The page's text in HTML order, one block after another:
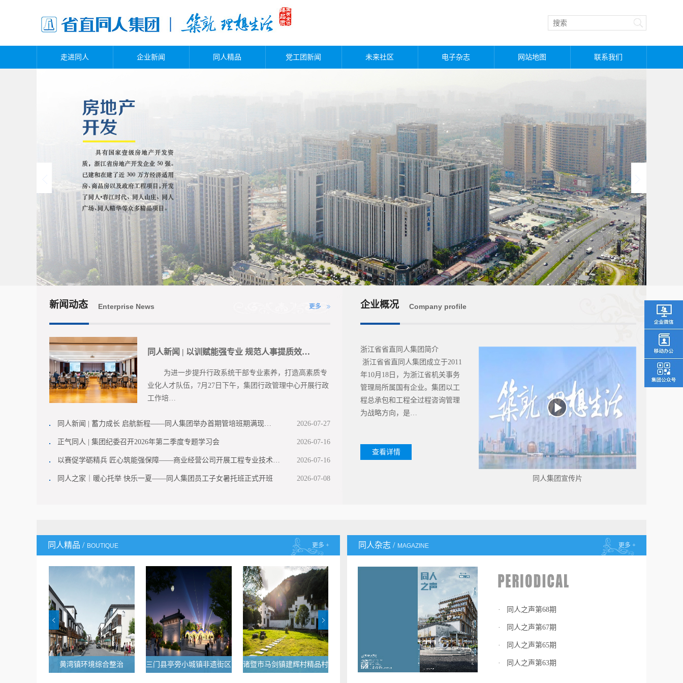
走进同人 企业新闻 同人精品 党工团新闻 未来社区 电子杂志 网站地图 联系我们
新闻动态 Enterprise News 更多
同人新闻 | 以训赋能强专业 规范人事提质效…
为进一步提升行政系统干部专业素养，打造高素质专
业化人才队伍，7月27日下午，集团行政管理中心开展行政
工作培…
同人新闻 | 蓄力成长 启航新程——同人集团举办首期管培班期满现… 2026-07-27
正气同人 | 集团纪委召开2026年第二季度专题学习会 2026-07-16
以赛促学砺精兵 匠心筑能强保障——商业经营公司开展工程专业技术… 2026-07-16
同人之家｜暖心托举 快乐一夏——同人集团员工子女暑托班正式开班 2026-07-08
企业概况 Company profile
浙江省省直同人集团简介
浙江省省直同人集团成立于2011
年10月18日，为浙江省机关事务
管理局所属国有企业。集团以工
程总承包和工程全过程咨询管理
为战略方向，是…
查看详情
同人集团宣传片
同人精品 / BOUTIQUE 更多 +
黄湾镇环境综合整治 三门县亭旁小城镇非遗街区 诸暨市马剑镇建辉村精品村 湖州市吴兴区织里镇小城镇 浙江省机关事务管理局设计 浙江树人学院绍兴校区二期
同人杂志 / MAGAZINE 更多 +
· 同人之声第68期
· 同人之声第67期
· 同人之声第65期
· 同人之声第63期